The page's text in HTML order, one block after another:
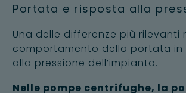
Portata e risposta alla
Una delle differenze più rilevanti
comportamento della portata in
alla pressione dell’impianto.
Nelle pompe centrifughe, la